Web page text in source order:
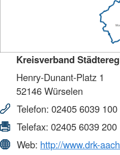
Kreisverband
Henry-Dunant-Platz 1
52146Würselen
Telefon: 02405 6039 100
Telefax: 02405 6039 200
Web: http://www.drk-